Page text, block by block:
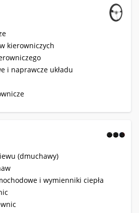
kierowniczych
i naprawcze układu
(dmuchawy)
i wymienniki ciepła